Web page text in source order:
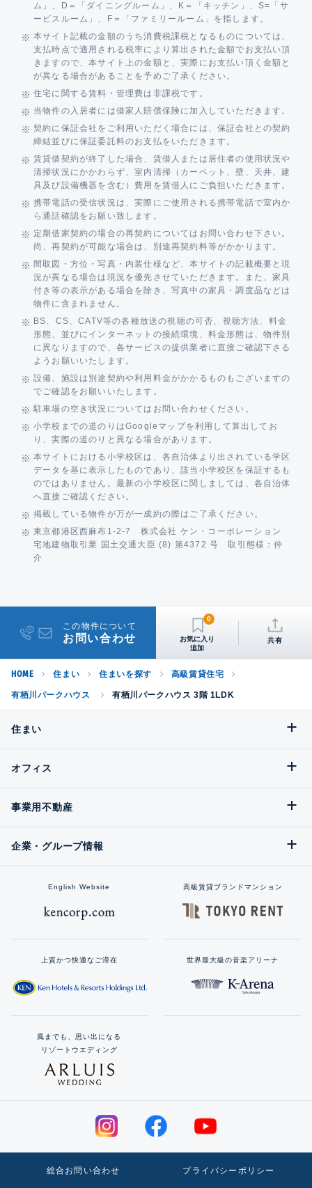
ム」、D＝「ダイニングルーム」、K＝「キッチン」、S=「サ
ービスルーム」、F＝「ファミリールーム」を指します。
本サイト記載の金額のうち消費税課税となるものについては、
支払時点で適用される税率により算出された金額でお支払い頂
きますので、本サイト上の金額と、実際にお支払い頂く金額と
が異なる場合があることを予めご了承ください。
住宅に関する賃料・管理費は非課税です。
当物件の入居者には借家人賠償保険に加入していただきます。
契約に保証会社をご利用いただく場合には、保証会社との契約
締結並びに保証委託料のお支払をいただきます。
賃貸借契約が終了した場合、賃借人または居住者の使用状況や
清掃状況にかかわらず、室内清掃（カーペット、壁、天井、建
具及び設備機器を含む）費用を賃借人にご負担いただきます。
携帯電話の受信状況は、実際にご使用される携帯電話で室内か
ら通話確認をお願い致します。
定期借家契約の場合の再契約についてはお問い合わせ下さい。
尚、再契約が可能な場合は、別途再契約料等がかかります。
間取図・方位・写真・内装仕様など、本サイトの記載概要と現
況が異なる場合は現況を優先させていただきます。また、家具
付き等の表示がある場合を除き、写真中の家具・調度品などは
物件に含まれません。
BS、CS、CATV等の各種放送の視聴の可否、視聴方法、料金
形態、並びにインターネットの接続環境、料金形態は、物件別
に異なりますので、各サービスの提供業者に直接ご確認下さる
ようお願いいたします。
設備、施設は別途契約や利用料金がかかるものもございますの
でご確認をお願いいたします。
駐車場の空き状況についてはお問い合わせください。
小学校までの道のりはGoogleマップを利用して算出してお
り、実際の道のりと異なる場合があります。
本サイトにおける小学校区は、各自治体より出されている学区
データを基に表示したものであり、該当小学校区を保証するも
のではありません。最新の小学校区に関しましては、各自治体
へ直接ご確認ください。
掲載している物件が万が一成約の際はご了承ください。
東京都港区西麻布1-2-7 株式会社 ケン・コーポレーション
宅地建物取引業 国土交通大臣 (8) 第4372 号 取引態様：仲
介
この物件について
お問い合わせ
0
共有
HOME 住まい 住まいを探す 高級賃貸住宅
有栖川パークハウス 有栖川パークハウス 3階 1LDK
住まい
オフィス
事業用不動産
企業・グループ情報
English Website 高級賃貸ブランドマンション
上質かつ快適なご滞在 世界最大級の音楽アリーナ
風までも、思い出になる
リゾートウエディング
総合お問い合わせ プライバシーポリシー